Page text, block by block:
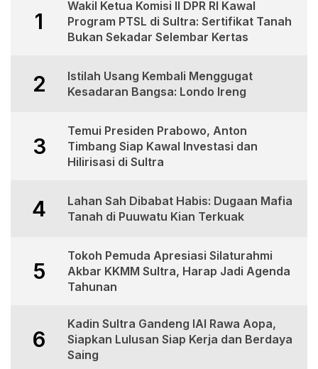
1
Wakil Ketua Komisi II DPR RI Kawal
Program PTSL di Sultra: Sertifikat Tanah
Bukan Sekadar Selembar Kertas
2
Istilah Usang Kembali Menggugat
Kesadaran Bangsa: Londo Ireng
3
Temui Presiden Prabowo, Anton
Timbang Siap Kawal Investasi dan
Hilirisasi di Sultra
4
Lahan Sah Dibabat Habis: Dugaan Mafia
Tanah di Puuwatu Kian Terkuak
5
Tokoh Pemuda Apresiasi Silaturahmi
Akbar KKMM Sultra, Harap Jadi Agenda
Tahunan
6
Kadin Sultra Gandeng IAI Rawa Aopa,
Siapkan Lulusan Siap Kerja dan Berdaya
Saing